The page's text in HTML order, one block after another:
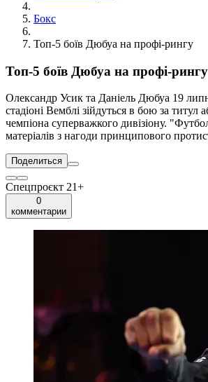
Бокс
Топ-5 боїв Дюбуа на профі-рингу
Топ-5 боїв Дюбуа на профі-рингу
Олександр Усик та Даніель Дюбуа 19
стадіоні Вемблі зійдуться в бою за титул
чемпіона суперважкого дивізіону.
матеріалів з нагоди принципового
Поделиться
Спецпроєкт 21+
0
комментарии